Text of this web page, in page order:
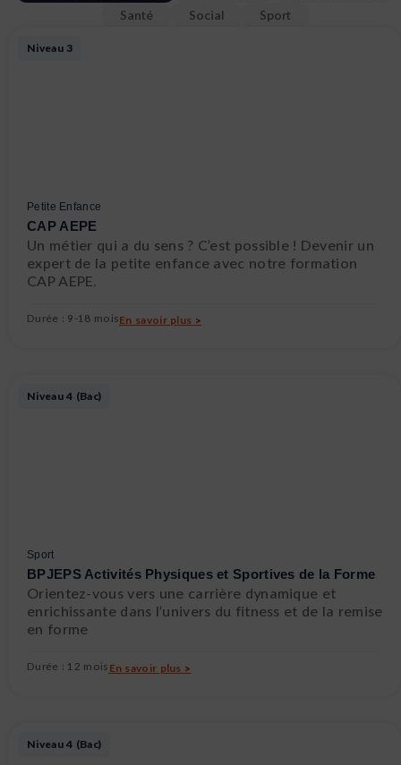
Santé
Social Sport
Niveau 3
Petite Enfance
CAP AEPE
Un métier qui a du sens ? C’est possible ! Devenir un
expert de la petite enfance avec notre formation
CAP AEPE.
Durée : 9-18 moisEn savoir plus >
Niveau 4 (Bac)
Sport
BPJEPS Activités Physiques et Sportives de la Forme
Orientez-vous vers une carrière dynamique et
enrichissante dans l’univers du fitness et de la remise
en forme
Durée : 12 mois En savoir plus >
Niveau 4 (Bac)